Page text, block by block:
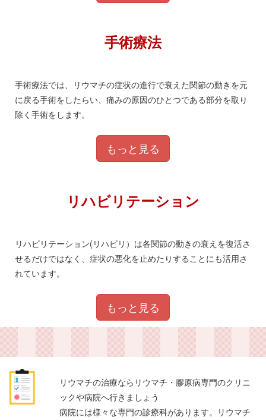
手術療法
手術療法では、リウマチの症状の進行で衰えた関節の動きを元
に戻る手術をしたらい、痛みの原因のひとつである部分を取り
除く手術をします。
もっと見る
リハビリテーション
リハビリテーション(リハビリ）は各関節の動きの衰えを復活さ
せるだけではなく、症状の悪化を止めたりすることにも活用さ
れています。
もっと見る
リウマチの治療ならリウマチ・膠原病専門のクリニ
ックや病院へ行きましょう
病院には様々な専門の診療科があります。リウマチ